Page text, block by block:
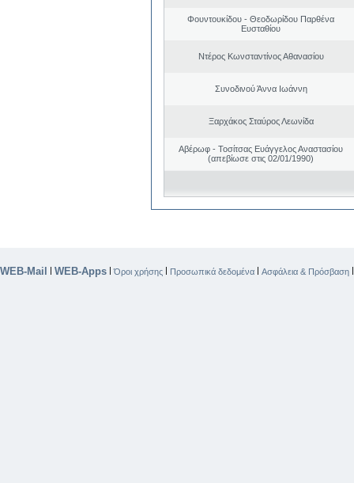
Φουντουκίδου - Θεοδωρίδου Παρθένα
Ευσταθίου
Ντέρος Κωνσταντίνος Αθανασίου
Συνοδινού Άννα Ιωάννη
Ξαρχάκος Σταύρος Λεωνίδα
Αβέρωφ - Τοσίτσας Ευάγγελος Αναστασίου
(απεβίωσε στις 02/01/1990)
WEB-Mail | WEB-Apps |Όροι χρήσης | Προσωπικά δεδομένα | Ασφάλεια & Πρόσβαση